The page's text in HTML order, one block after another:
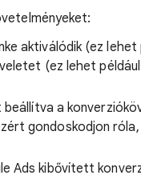
aktiválódik (ez
(ez lehet
a
gondoskodjon
Ads kibővített